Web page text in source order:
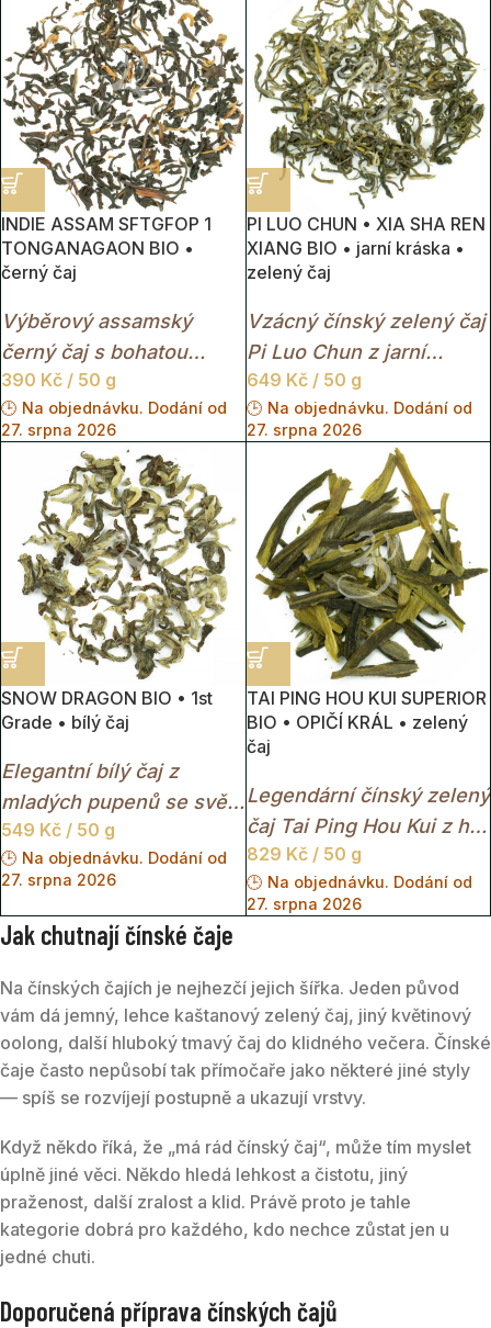
barvou nálevu.
INDIE ASSAM SFTGFOP 1
TONGANAGAON BIO •
černý čaj
Výběrový assamský
černý čaj s bohatou
sladovou chutí, jemnou
medovou sladkostí a
hlubokou červeno-zlatou
barvou nálevu.
390 Kč / 50 g
🕒 Na objednávku. Dodání od
27. srpna 2026
PI LUO CHUN • XIA SHA REN
XIANG BIO • jarní kráska •
zelený čaj
Vzácný čínský zelený čaj
Pi Luo Chun z jarní
sklizně s jemnou
sladkostí, květinovou
vůní a svěží lehkostí
mladých čajových lístků.
649 Kč/ 50 g
🕒 Na objednávku. Dodání od
27. srpna 2026
SNOW DRAGON BIO • 1st
Grade • bílý čaj
Elegantní bílý čaj z
mladých pupenů se svěží
chutí, jemnou sladkostí a
lehkou květinovou vůní.
549 Kč / 50 g
🕒 Na objednávku. Dodání od
27. srpna 2026
TAI PING HOU KUI SUPERIOR
BIO • OPIČÍ KRÁL • zelený
čaj
Legendární čínský zelený
čaj Tai Ping Hou Kui z hor
Huangshan s ikonickými
dlouhými listy, jemnou
květinovou chutí a
829 Kč/ 50 g
🕒 Na objednávku. Dodání od
27. srpna 2026
Jak chutnají čínské čaje
Na čínských čajích je nejhezčí jejich šířka. Jeden původ
vám dá jemný, lehce kaštanový zelený čaj, jiný květinový
oolong, další hluboký tmavý čaj do klidného večera. Čínské
čaje často nepůsobí tak přímočaře jako některé jiné styly
— spíš se rozvíjejí postupně a ukazují vrstvy.
Když někdo říká, že „má rád čínský čaj“, může tím myslet
úplně jiné věci. Někdo hledá lehkost a čistotu, jiný
praženost, další zralost a klid. Právě proto je tahle
kategorie dobrá pro každého, kdo nechce zůstat jen u
jedné chuti.
Doporučená příprava čínských čajů